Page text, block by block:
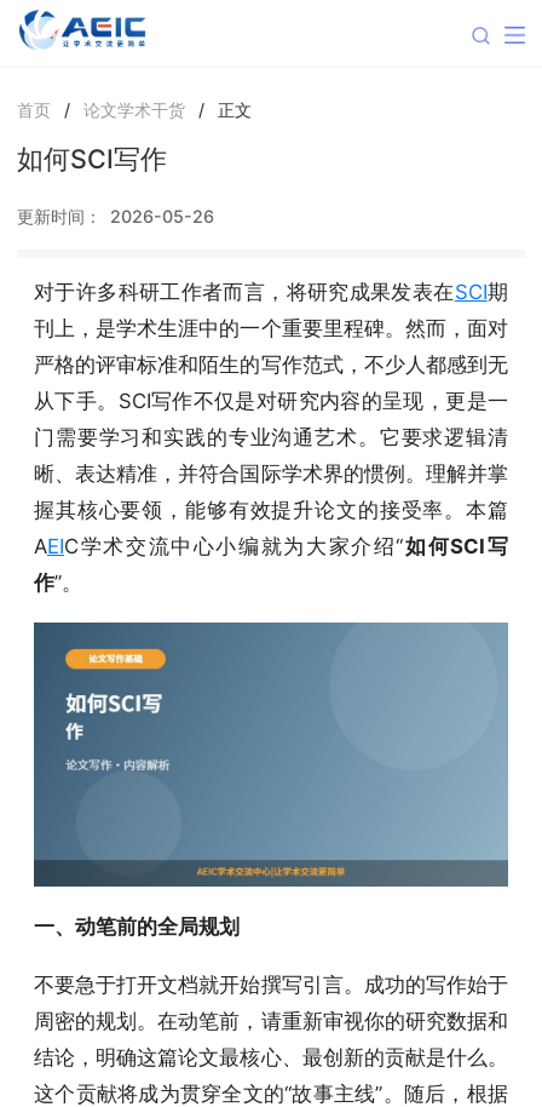
首页 / 论文学术干货 / 正文
如何SCI写作
更新时间： 2026-05-26
对于许多科研工作者而言，将研究成果发表在SCI期
刊上，是学术生涯中的一个重要里程碑。然而，面对
严格的评审标准和陌生的写作范式，不少人都感到无
从下手。SCI写作不仅是对研究内容的呈现，更是一
门需要学习和实践的专业沟通艺术。它要求逻辑清
晰、表达精准，并符合国际学术界的惯例。理解并掌
握其核心要领，能够有效提升论文的接受率。本篇
AEIC学术交流中心小编就为大家介绍“如何SCI写
作”。
一、动笔前的全局规划
不要急于打开文档就开始撰写引言。成功的写作始于
周密的规划。在动笔前，请重新审视你的研究数据和
结论，明确这篇论文最核心、最创新的贡献是什么。
这个贡献将成为贯穿全文的“故事主线”。随后，根据